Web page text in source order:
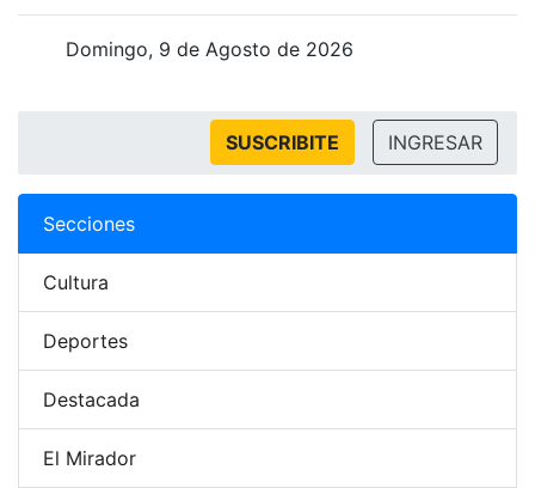
Domingo, 9 de Agosto de 2026
SUSCRIBITE INGRESAR
Secciones
Cultura
Deportes
Destacada
El Mirador